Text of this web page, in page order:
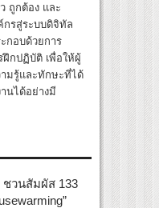
ถูกต้อง และ
กรสู่ระบบดิจิทัล
กอบด้วยการ
กปฏิบัติ เพื่อให้ผู้
มรู้และทักษะที่ได้
นได้อย่างมี
ชวนสัมผัส 133